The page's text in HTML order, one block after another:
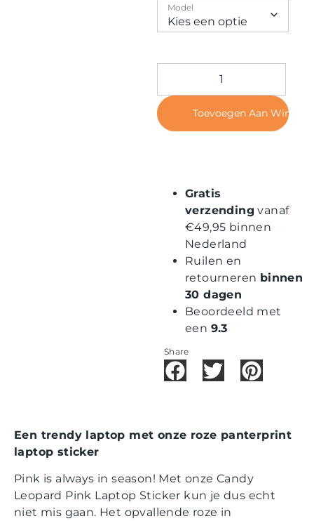
Model
Toevoegen Aan
Gratis
verzending vanaf
€49,95 binnen
Nederland
Ruilen en
retourneren binnen
30 dagen
Beoordeeld met
een 9.3
Share
Een trendy laptop met onze roze panterprint
laptop sticker
Pink is always in season! Met onze Candy
Leopard Pink Laptop Sticker kun je dus echt
niet mis gaan. Het opvallende roze in